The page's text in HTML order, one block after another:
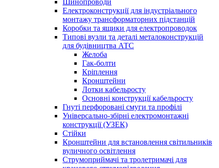
Шинопроводи
Електроконструкції для індустріального
монтажу трансформаторних підстанцій
Коробки та ящики для електропроводок
Типові вузли та деталі металоконструкцій
для будівництва АТС
Желоба
Гак-болти
Кріплення
Кронштейни
Лотки кабельросту
Основні конструкції кабельросту
Гнуті перфоровані смуги та профілі
Універсально-збірні електромонтажні
конструкції (УЗЕК)
Стійки
Кронштейни для встановлення світильників
вуличного освітлення
Струмоприймачі та тролетримачі для